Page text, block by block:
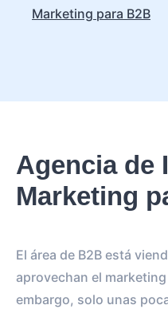
Marketing para B2B
Agencia de
Marketing
El área de B2B está
aprovechan el
embargo, solo unas